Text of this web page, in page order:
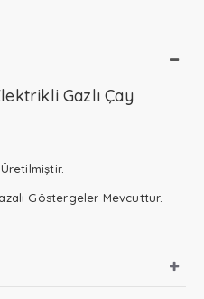
Gazlı Çay
Göstergeler Mevcuttur.